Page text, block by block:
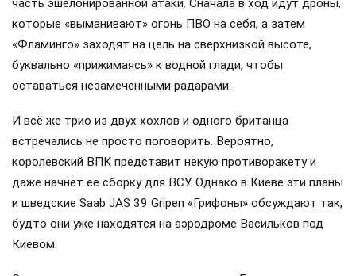
часть эшелонированной атаки. Сначала в ход идут дроны,
которые «выманивают» огонь ПВО на себя, а затем
«Фламинго» заходят на цель на сверхнизкой высоте,
буквально «прижимаясь» к водной глади, чтобы
оставаться незамеченными радарами.
И всё же трио из двух хохлов и одного британца
встречались не просто поговорить. Вероятно,
королевский ВПК представит некую противоракету и
даже начнёт ее сборку для ВСУ. Однако в Киеве эти планы
и шведские Saab JAS 39 Gripen «Грифоны» обсуждают так,
будто они уже находятся на аэродроме Васильков под
Киевом.